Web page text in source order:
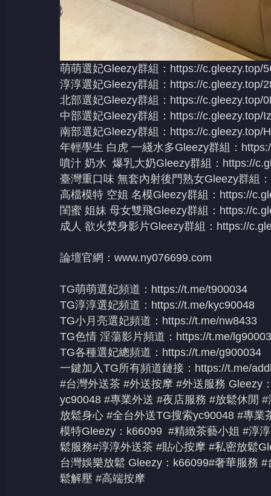
萌萌選妃Gleezy群組： https://c.gleezy.top/
淳淳選妃Gleezy群組： https://c.gleezy.top/
北部選妃Gleezy群組： https://c.gleezy.top/
中部選妃Gleezy群組： https://c.gleezy.top/
南部選妃Gleezy群組： https://c.gleezy.top/
年輕學生 白虎 一綫水多Gleezy群組：
噴汁 奶水 爆乳大奶Gleezy群組： https://
臺灣重口味 無套內射後門熟女Gleezy群組：
高檔模特 空姐 名模Gleezy群組： https://
閨蜜 姐妹 母女雙飛Gleezy群組： https://
成人 欲火焚身影片Gleezy群組： https://
論壇官網： www.ny076699.com
TG萌萌選妃頻道： https://t.me/t900034
TG淳淳選妃頻道： https://t.me/kyc90048
TG小月亮選妃頻道： https://t.me/nw8433
TG色情 淫蕩影片頻道： https://t.me/
TG各種選妃總頻道： https://t.me/g900034
一鍵加入TG所有頻道鏈接： https://t.me/
#台灣外送茶 #外送按摩 #外送服務 Gleezy
yc90048 #專業外送 #夜店服務 #放鬆休閒
放鬆身心 #全台外送TG搜索yc90048 #專業
模特Gleezy：k66099 #精緻茶藝小姐 #淳
鬆服務#淳淳外送茶 #貼心按摩 #私密放鬆
台灣娛樂放鬆 Gleezy：k66099#奢華服務
鬆解壓 #高端按摩